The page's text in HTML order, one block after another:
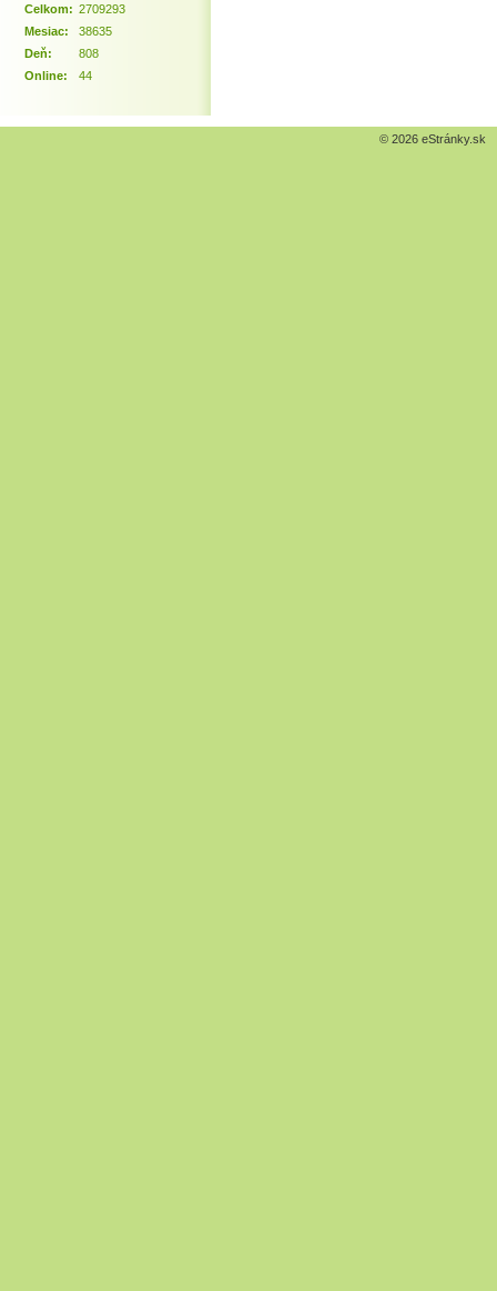
Online: 44
Celkom: 2709293
Mesiac:
38635
Deň:
808
© 2026 eStránky.sk